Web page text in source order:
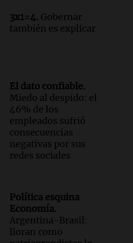
3x1=4. Gobernar
también es explicar
El dato confiable.
Miedo al despido: el
46% de los
empleados sufrió
consecuencias
negativas por sus
redes sociales
Política esquina
Economía.
Argentina-Brasil:
lloran como